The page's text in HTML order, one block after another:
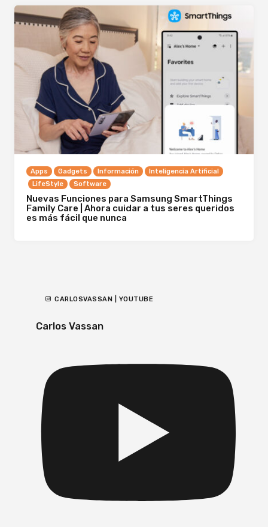
Apps Gadgets Información
Inteligencia Artificial
LifeStyle
Software
Nuevas Funciones para Samsung SmartThings
Family Care | Ahora cuidar a tus seres queridos
es más fácil que nunca
CARLOSVASSAN | YOUTUBE
Carlos Vassan